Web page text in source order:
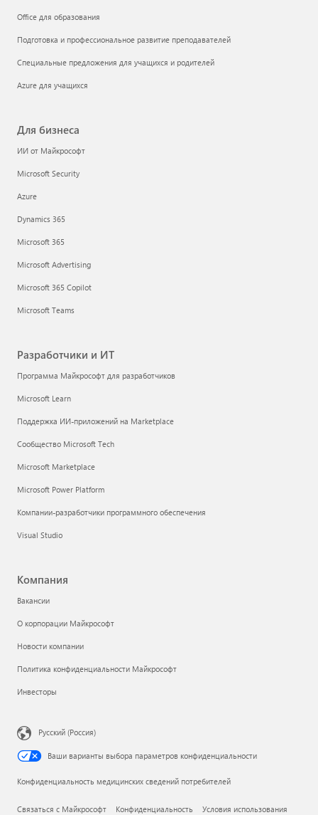
Office для образования
Подготовка и профессиональное развитие преподавателей
Специальные предложения для учащихся и родителей
Azure для учащихся
Для бизнеса
ИИ от Майкрософт
Microsoft Security
Azure
Dynamics 365
Microsoft 365
Microsoft Advertising
Microsoft 365 Copilot
Microsoft Teams
Разработчики и ИТ
Программа Майкрософт для разработчиков
Microsoft Learn
Поддержка ИИ-приложений на Marketplace
Сообщество Microsoft Tech
Microsoft Marketplace
Microsoft Power Platform
Компании-разработчики программного обеспечения
Visual Studio
Компания
Вакансии
О корпорации Майкрософт
Новости компании
Политика конфиденциальности Майкрософт
Инвесторы
Русский (Россия)
Ваши варианты выбора параметров конфиденциальности
Конфиденциальность медицинских сведений потребителей
Связаться с Майкрософт Конфиденциальность Условия использования